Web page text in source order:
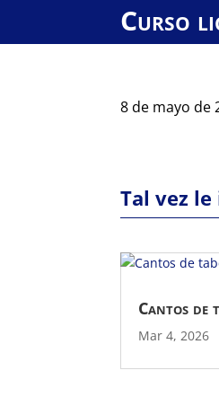
Curso
8 de mayo de
Tal vez
Cantos de
Mar 4, 2026